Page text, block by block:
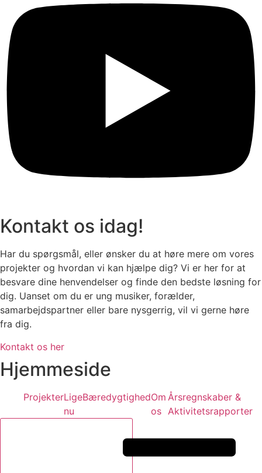
Kontakt os idag!
Har du spørgsmål, eller ønsker du at høre mere om vores
projekter og hvordan vi kan hjælpe dig? Vi er her for at
besvare dine henvendelser og finde den bedste løsning for
dig. Uanset om du er ung musiker, forælder,
samarbejdspartner eller bare nysgerrig, vil vi gerne høre
fra dig.
Kontakt os her
Hjemmeside
ProjekterLige
nu
BæredygtighedOm
os
Årsregnskaber &
Aktivitetsrapporter